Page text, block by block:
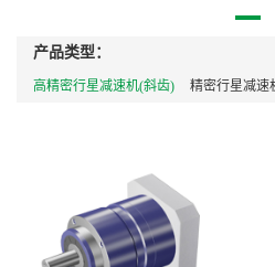
产品类型：
高精密行星减速机(斜齿) 精密行星减速